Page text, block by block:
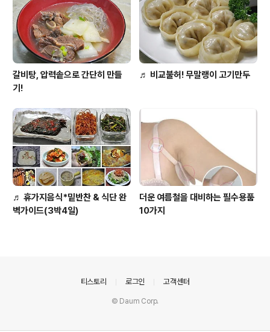
갈비탕, 압력솥으로 간단히 만들
기!
♬ 비교불허! 무말랭이 고기만두
♬ 휴가지음식*밑반찬 & 식단 완
벽가이드(3박4일)
더운 여름철을 대비하는 필수용품
10가지
티스토리 로그인 고객센터
© Daum Corp.